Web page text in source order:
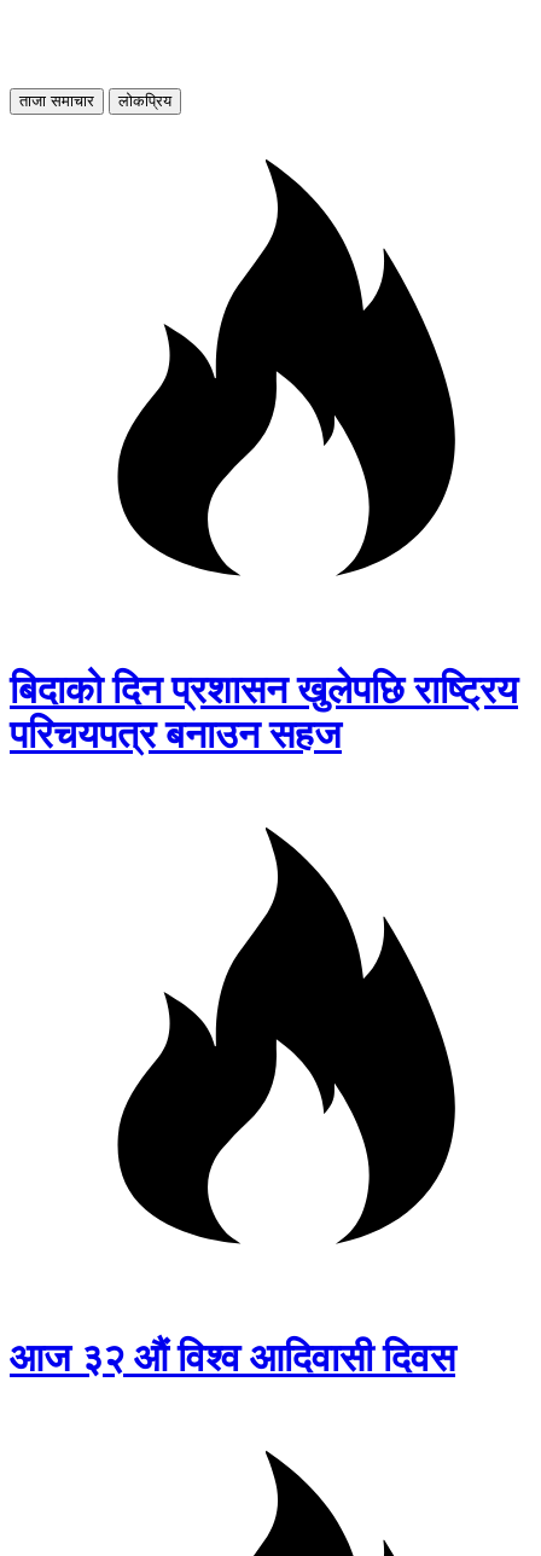
ताजा समाचार लोकप्रिय
बिदाको दिन प्रशासन खुलेपछि राष्ट्रिय
परिचयपत्र बनाउन सहज
आज ३२ औं विश्व आदिवासी दिवस